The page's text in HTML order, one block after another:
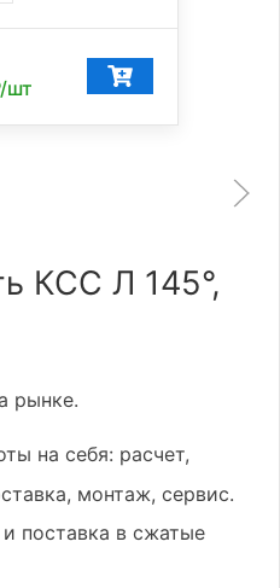
шт
КСС Л 145°,
рынке.
на себя: расчет,
монтаж, сервис.
поставка в сжатые